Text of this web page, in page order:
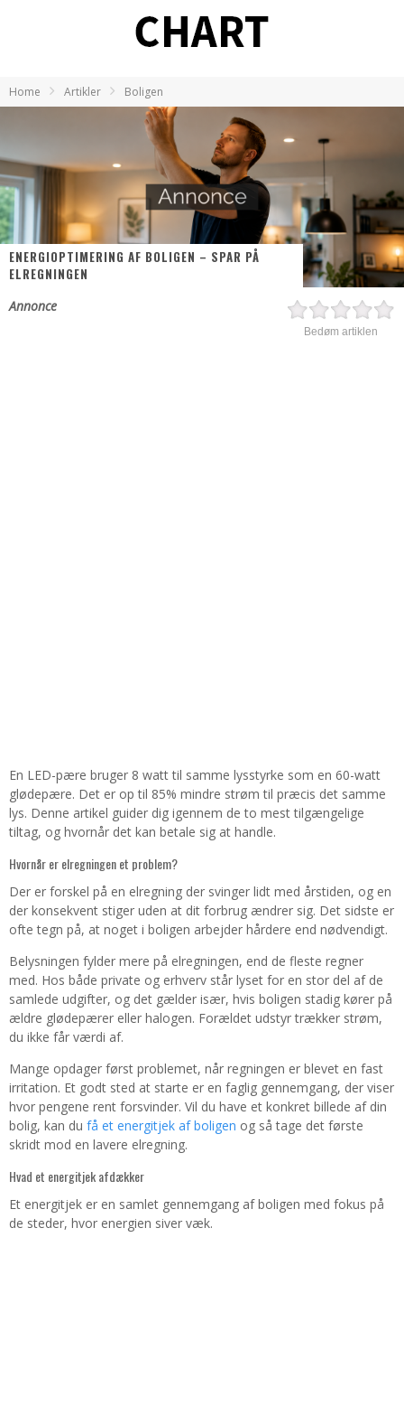
Home Artikler Boligen
ENERGIOPTIMERING AF BOLIGEN – SPAR PÅ
ELREGNINGEN
Bedøm artiklen
Annonce
En LED-pære bruger 8 watt til samme lysstyrke som en 60-watt
glødepære. Det er op til 85% mindre strøm til præcis det samme
lys. Denne artikel guider dig igennem de to mest tilgængelige
tiltag, og hvornår det kan betale sig at handle.
Hvornår er elregningen et problem?
Der er forskel på en elregning der svinger lidt med årstiden, og en
der konsekvent stiger uden at dit forbrug ændrer sig. Det sidste er
ofte tegn på, at noget i boligen arbejder hårdere end nødvendigt.
Belysningen fylder mere på elregningen, end de fleste regner
med. Hos både private og erhverv står lyset for en stor del af de
samlede udgifter, og det gælder især, hvis boligen stadig kører på
ældre glødepærer eller halogen. Forældet udstyr trækker strøm,
du ikke får værdi af.
Mange opdager først problemet, når regningen er blevet en fast
irritation. Et godt sted at starte er en faglig gennemgang, der viser
hvor pengene rent forsvinder. Vil du have et konkret billede af din
bolig, kan du få et energitjek af boligen og så tage det første
skridt mod en lavere elregning.
Hvad et energitjek afdækker
Et energitjek er en samlet gennemgang af boligen med fokus på
de steder, hvor energien siver væk.